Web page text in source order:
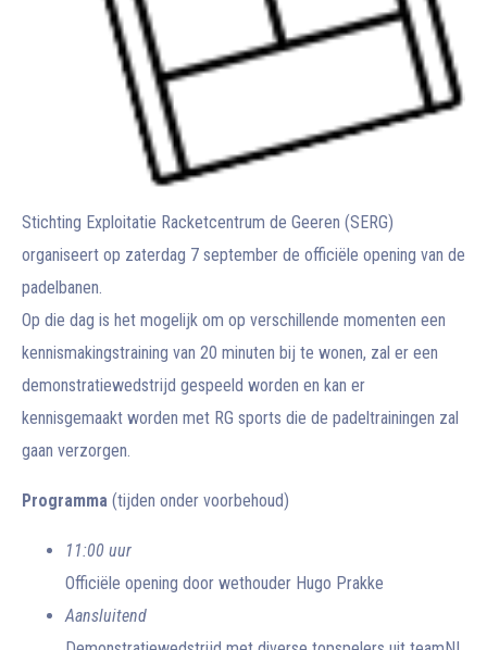
Stichting Exploitatie Racketcentrum de Geeren (SERG)
organiseert op zaterdag 7 september de officiële opening van de
padelbanen.
Op die dag is het mogelijk om op verschillende momenten een
kennismakingstraining van 20 minuten bij te wonen, zal er een
demonstratiewedstrijd gespeeld worden en kan er
kennisgemaakt worden met RG sports die de padeltrainingen zal
gaan verzorgen.
Programma (tijden onder voorbehoud)
11:00 uur
Officiële opening door wethouder Hugo Prakke
Aansluitend